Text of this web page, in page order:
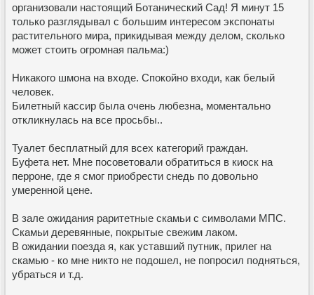
организовали настоящий Ботанический Сад! Я минут 15
только разглядывал с большим интересом экспонаты
растительного мира, прикидывая между делом, сколько
может стоить огромная пальма:)
Никакого шмона на входе. Спокойно входи, как белый
человек.
Билетный кассир была очень любезна, моментально
откликнулась на все просьбы..
Туалет бесплатный для всех категорий граждан.
Буфета нет. Мне посоветовали обратиться в киоск на
перроне, где я смог приобрести снедь по довольно
умеренной цене.
В зале ожидания раритетные скамьи с символами МПС.
Скамьи деревянные, покрытые свежим лаком.
В ожидании поезда я, как уставший путник, прилег на
скамью - ко мне никто не подошел, не попросил подняться,
убраться и т.д.